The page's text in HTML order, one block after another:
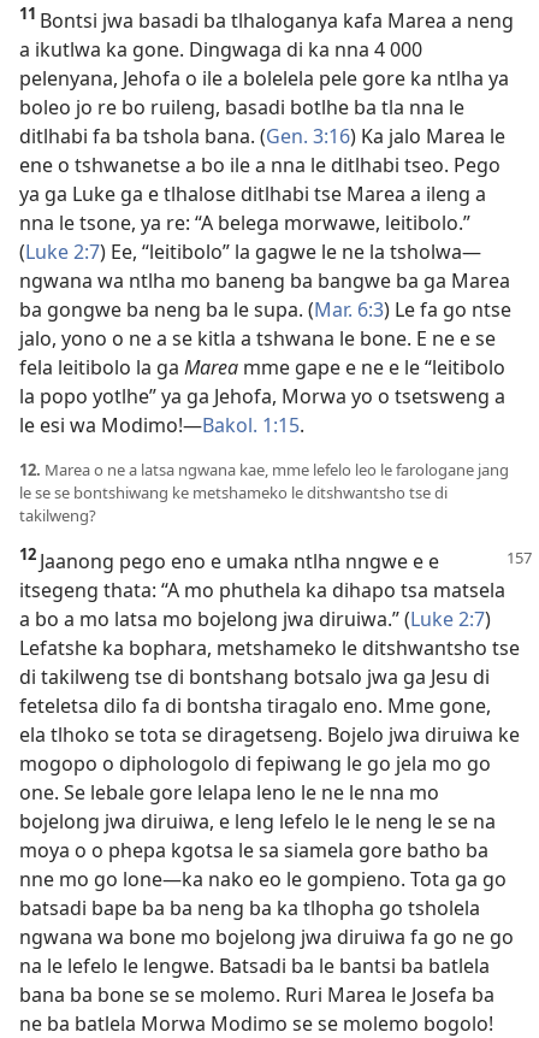
11 Bontsi jwa basadi ba tlhaloganya kafa Marea a neng
a ikutlwa ka gone. Dingwaga di ka nna 4 000
pelenyana, Jehofa o ile a bolelela pele gore ka ntlha ya
boleo jo re bo ruileng, basadi botlhe ba tla nna le
ditlhabi fa ba tshola bana. (Gen. 3:16) Ka jalo Marea le
ene o tshwanetse a bo ile a nna le ditlhabi tseo. Pego
ya ga Luke ga e tlhalose ditlhabi tse Marea a ileng a
nna le tsone, ya re: “A belega morwawe, leitibolo.”
(Luke 2:7) Ee, “leitibolo” la gagwe le ne la tsholwa—
ngwana wa ntlha mo baneng ba bangwe ba ga Marea
ba gongwe ba neng ba le supa. (Mar. 6:3) Le fa go ntse
jalo, yono o ne a se kitla a tshwana le bone. E ne e se
fela leitibolo la ga Marea mme gape e ne e le “leitibolo
la popo yotlhe” ya ga Jehofa, Morwa yo o tsetsweng a
le esi wa Modimo!—Bakol. 1:15.
12. Marea o ne a latsa ngwana kae, mme lefelo leo le farologane jang
le se se bontshiwang ke metshameko le ditshwantsho tse di
takilweng?
12 Jaanong pego eno e umaka ntlha nngwe e e
itsegeng thata: “A mo phuthela ka dihapo tsa matsela
a bo a mo latsa mo bojelong jwa diruiwa.” (Luke 2:7)
Lefatshe ka bophara, metshameko le ditshwantsho tse
di takilweng tse di bontshang botsalo jwa ga Jesu di
feteletsa dilo fa di bontsha tiragalo eno. Mme gone,
ela tlhoko se tota se diragetseng. Bojelo jwa diruiwa ke
mogopo o diphologolo di fepiwang le go jela mo go
one. Se lebale gore lelapa leno le ne le nna mo
bojelong jwa diruiwa, e leng lefelo le le neng le se na
moya o o phepa kgotsa le sa siamela gore batho ba
nne mo go lone—ka nako eo le gompieno. Tota ga go
batsadi bape ba ba neng ba ka tlhopha go tsholela
ngwana wa bone mo bojelong jwa diruiwa fa go ne go
na le lefelo le lengwe. Batsadi ba le bantsi ba batlela
bana ba bone se se molemo. Ruri Marea le Josefa ba
ne ba batlela Morwa Modimo se se molemo bogolo!